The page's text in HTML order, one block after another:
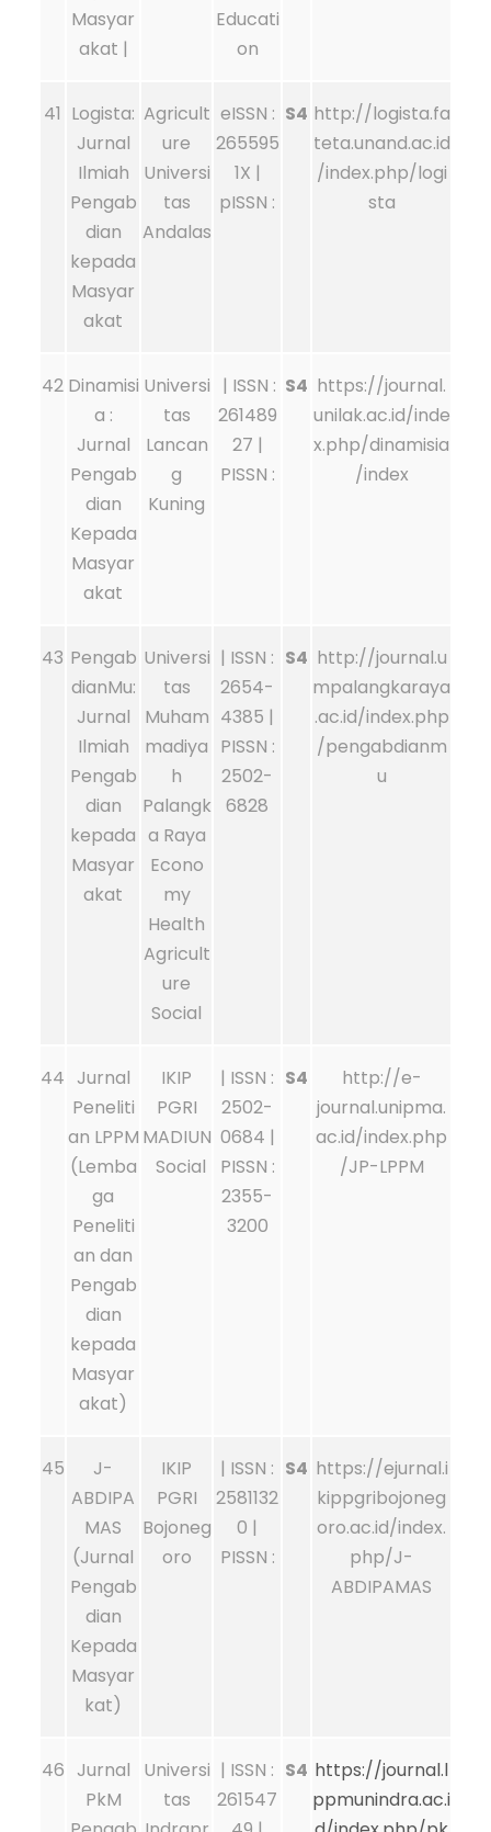
Masyar
akat |
Educati
on
41 Logista:
Jurnal
Ilmiah
Pengab
dian
kepada
Masyar
akat
Agricult
ure
Universi
tas
Andalas
eISSN :
265595
1X |
pISSN :
S4 http://logista.fa
teta.unand.ac.id
/index.php/logi
sta
42 Dinamisi
a :
Jurnal
Pengab
dian
Kepada
Masyar
akat
Universi
tas
Lancan
g
Kuning
| ISSN :
261489
27 |
PISSN :
S4 https://journal.
unilak.ac.id/inde
x.php/dinamisia
/index
43 Pengab
dianMu:
Jurnal
Ilmiah
Pengab
dian
kepada
Masyar
akat
Universi
tas
Muham
madiya
h
Palangk
a Raya
Econo
my
Health
Agricult
ure
Social
| ISSN :
2654-
4385 |
PISSN :
2502-
6828
S4 http://journal.u
mpalangkaraya
.ac.id/index.php
/pengabdianm
u
44 Jurnal
Peneliti
an LPPM
(Lemba
ga
Peneliti
an dan
Pengab
dian
kepada
Masyar
akat)
IKIP
PGRI
MADIUN
Social
| ISSN :
2502-
0684 |
PISSN :
2355-
3200
S4
http://e-
journal.unipma.
ac.id/index.php
/JP-LPPM
45
J-
ABDIPA
MAS
(Jurnal
Pengab
dian
Kepada
Masyar
kat)
IKIP
PGRI
Bojoneg
oro
| ISSN :
2581132
0 |
PISSN :
S4 https://ejurnal.i
kippgribojoneg
oro.ac.id/index.
php/J-
ABDIPAMAS
46 Jurnal
PkM
Universi
tas
| ISSN :
261547
S4 https://journal.l
ppmunindra.ac.i